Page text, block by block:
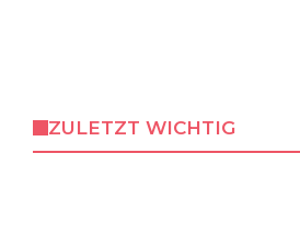
ZULETZT WICHTIG